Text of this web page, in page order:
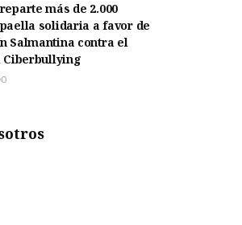
más de 2.000
solidaria a favor de
Salmantina contra el
Ciberbullying